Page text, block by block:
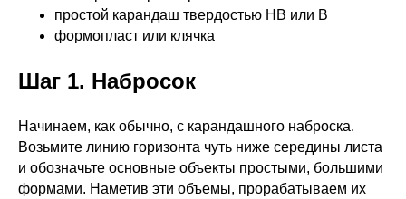
простой карандаш твердостью НВ или В
формопласт или клячка
Шаг 1. Набросок
Начинаем, как обычно, с карандашного наброска.
Возьмите линию горизонта чуть ниже середины листа
и обозначьте основные объекты простыми, большими
формами. Наметив эти объемы, прорабатываем их